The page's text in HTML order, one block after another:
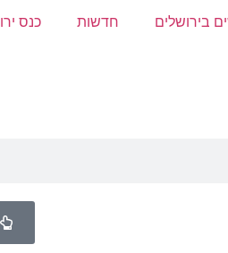
בירושלים חדשות כנס